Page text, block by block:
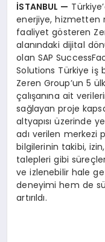
İSTANBUL —
enerjiye, hizmetten
faaliyet gösteren
alanındaki dijital
olan SAP
Solutions Türkiye iş
Zeren Group’un 5
çalışanına ait
sağlayan proje
altyapısı üzerinde
adı verilen merkezi
bilgilerinin takibi,
talepleri gibi
ve izlenebilir hale
deneyimi hem de
artırıldı.